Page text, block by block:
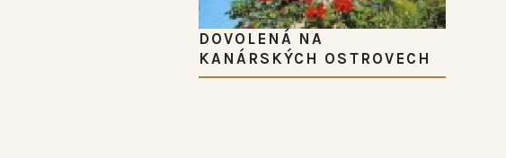
DOVOLENÁ NA
KANÁRSKÝCH OSTROVECH